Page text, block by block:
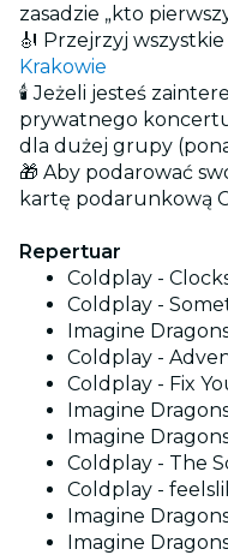
zasadzie „kto
🎻 Przejrzyj
Krakowie
🕯️ Jeżeli jesteś
prywatnego
dla dużej grupy
🎁 Aby podarować
kartę podarunkową
Repertuar
Coldplay -
Coldplay -
Imagine
Coldplay -
Coldplay - Fix
Imagine
Imagine
Coldplay - The
Coldplay -
Imagine
Imagine